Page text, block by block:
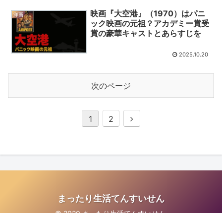
洋画
映画『大空港』（1970）はパニ
ック映画の元祖？アカデミー賞受
賞の豪華キャストとあらすじを
2025.10.20
次のページ
1 2
次
まったり生活てんすいせん